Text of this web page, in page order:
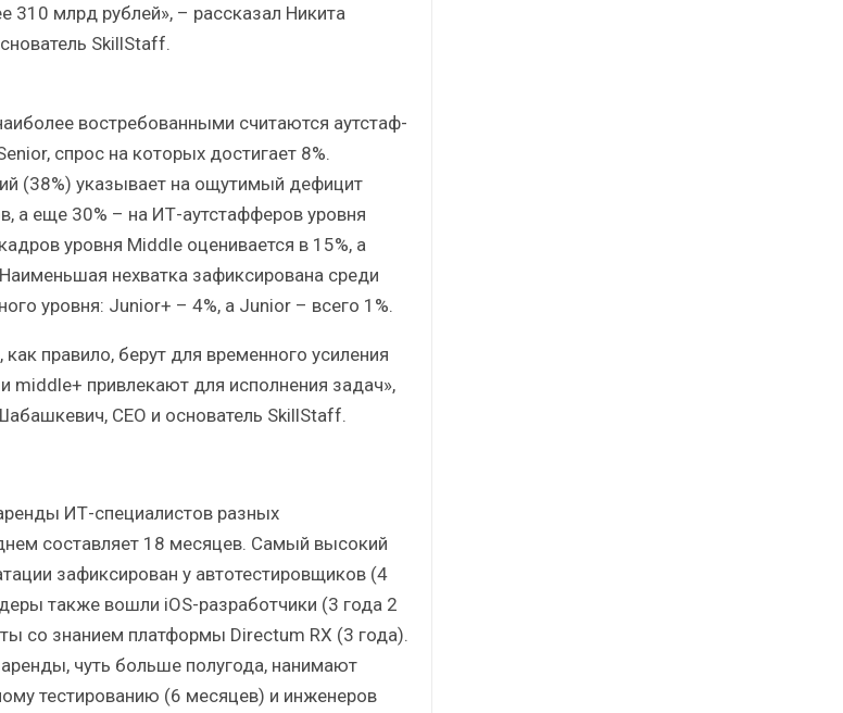
310 млрд рублей», – рассказал Никита
SkillStaff.
востребованными считаются аутстаф-
спрос на которых достигает 8%.
(38%) указывает на ощутимый дефицит
а еще 30% – на ИТ-аутстафферов уровня
уровня Middle оценивается в 15%, а
нехватка зафиксирована среди
уровня: Junior+ – 4%, а Junior – всего 1%.
как правило, берут для временного усиления
middle+ привлекают для исполнения задач»,
CEO и основатель SkillStaff.
ИТ-специалистов разных
составляет 18 месяцев. Самый высокий
зафиксирован у автотестировщиков (4
также вошли iOS-разработчики (3 года 2
со знанием платформы Directum RX (3 года).
чуть больше полугода, нанимают
тестированию (6 месяцев) и инженеров